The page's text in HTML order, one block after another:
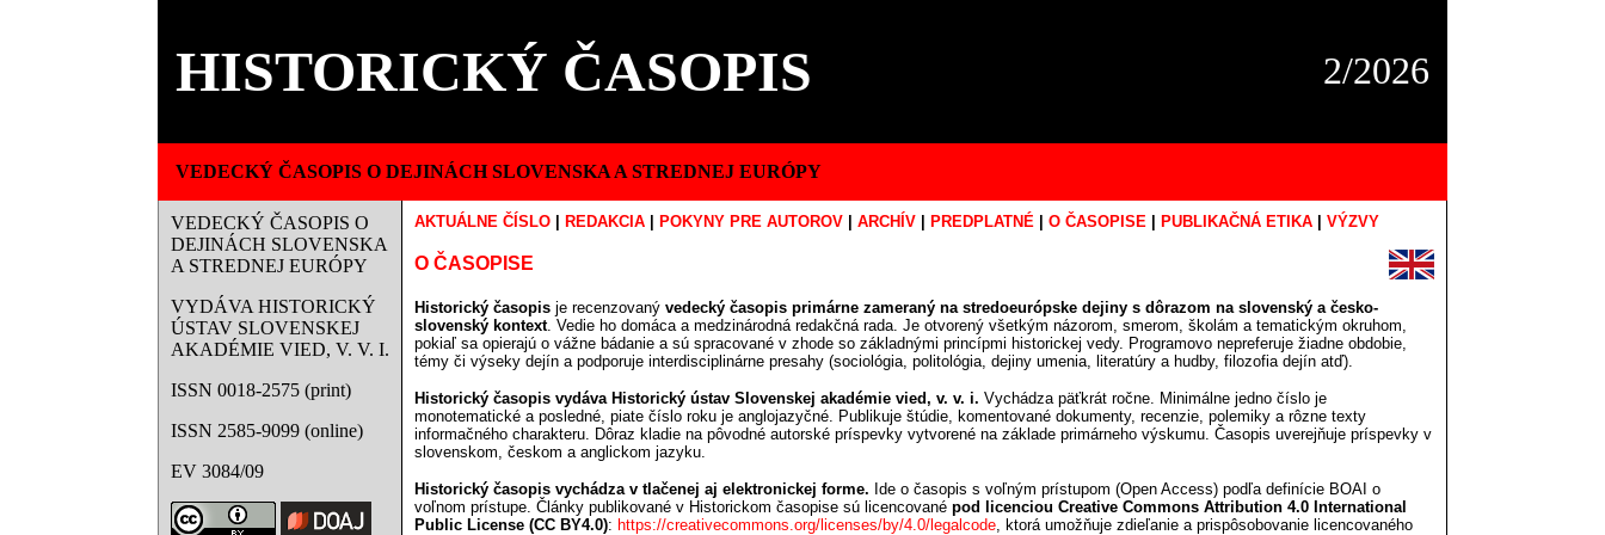
HISTORICKÝ ČASOPIS 2/2026
VEDECKÝ ČASOPIS O DEJINÁCH SLOVENSKA A STREDNEJ EURÓPY
VEDECKÝ ČASOPIS O
DEJINÁCH SLOVENSKA
A STREDNEJ EURÓPY
VYDÁVA HISTORICKÝ
ÚSTAV SLOVENSKEJ
AKADÉMIE VIED, V. V. I.
ISSN 0018-2575 (print)
ISSN 2585-9099 (online)
EV 3084/09
AKTUÁLNE ČÍSLO REDAKCIA POKYNY PRE AUTOROV ARCHÍV PREDPLATNÉ O ČASOPISE PUBLIKAČNÁ ETIKA VÝZVY
O ČASOPISE
Historický časopis je recenzovaný vedecký časopis primárne zameraný na stredoeurópske dejiny s dôrazom na slovenský a česko-
slovenský kontext. Vedie ho domáca a medzinárodná redakčná rada. Je otvorený všetkým názorom, smerom, školám a tematickým okruhom,
pokiaľ sa opierajú o vážne bádanie a sú spracované v zhode so základnými princípmi historickej vedy. Programovo nepreferuje žiadne obdobie,
témy či výseky dejín a podporuje interdisciplinárne presahy (sociológia, politológia, dejiny umenia, literatúry a hudby, filozofia dejín atď).
Historický časopis vydáva Historický ústav Slovenskej akadémie vied, v. v. i. Vychádza päťkrát ročne. Minimálne jedno číslo je
monotematické a posledné, piate číslo roku je anglojazyčné. Publikuje štúdie, komentované dokumenty, recenzie, polemiky a rôzne texty
informačného charakteru. Dôraz kladie na pôvodné autorské príspevky vytvorené na základe primárneho výskumu. Časopis uverejňuje príspevky v
slovenskom, českom a anglickom jazyku.
Historický časopis vychádza v tlačenej aj elektronickej forme. Ide o časopis s voľným prístupom (Open Access) podľa definície BOAI o
voľnom prístupe. Články publikované v Historickom časopise sú licencované pod licenciou Creative Commons Attribution 4.0 International
Public License (CC BY4.0): https://creativecommons.org/licenses/by/4.0/legalcode, ktorá umožňuje zdieľanie a prispôsobovanie licencovaného